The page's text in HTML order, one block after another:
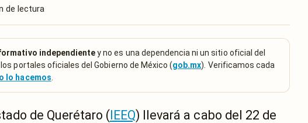
de lectura
independientey no es una dependencia ni un sitio oficial del
portales oficiales del Gobierno de México (gob.mx). Verificamos cada
lo hacemos
de Querétaro (IEEQ) llevará a cabo del 22 de